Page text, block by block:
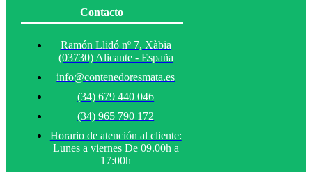
Contacto
Ramón Llidó nº 7, Xàbia
(03730) Alicante - España
info@contenedoresmata.es
(34) 679 440 046
(34) 965 790 172
Horario de atención al cliente:
Lunes a viernes De 09.00h a
17:00h